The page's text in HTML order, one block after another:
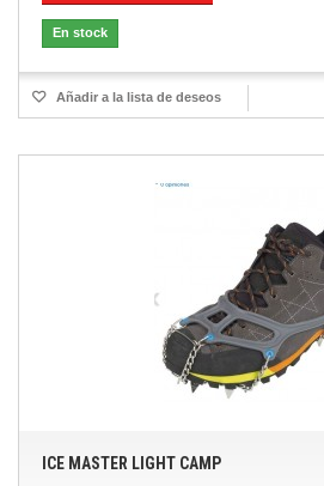
En stock
Añadir a la lista de deseos
ICE MASTER LIGHT CAMP